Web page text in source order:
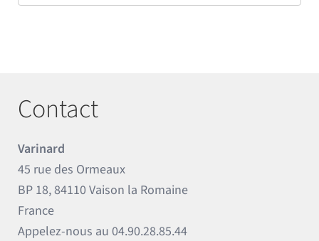
Contact
Varinard
45 rue des Ormeaux
BP 18, 84110 Vaison la Romaine
France
Appelez-nous au04.90.28.85.44